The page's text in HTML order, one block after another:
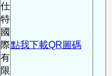
仕
特
國
際
有
限
點我下載QR圖碼